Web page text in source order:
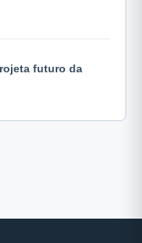
futuro da